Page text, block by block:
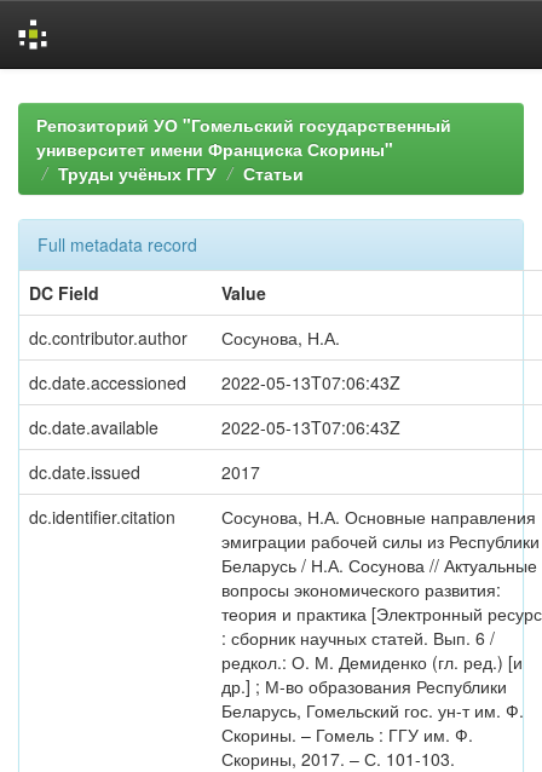
navigationРепозиторий УО "Гомельский государственный
университет имени Франциска Скорины"
Труды учёных ГГУ
Статьи
Full metadata record
DC Field
Value
dc.contributor.author
Сосунова, Н.А.
dc.date.accessioned
2022-05-13T07:06:43Z
dc.date.available
2022-05-13T07:06:43Z
dc.date.issued
2017
dc.identifier.citation
Сосунова, Н.А. Основные направления
эмиграции рабочей силы из Республики
Беларусь / Н.А. Сосунова // Актуальные
вопросы экономического развития:
теория и практика [Электронный
: сборник научных статей. Вып. 6 /
редкол.: О. М. Демиденко (гл. ред.) [и
др.] ; М-во образования Республики
Беларусь, Гомельский гос. ун-т им. Ф.
Скорины. – Гомель : ГГУ им. Ф.
Скорины, 2017. – С. 101-103.